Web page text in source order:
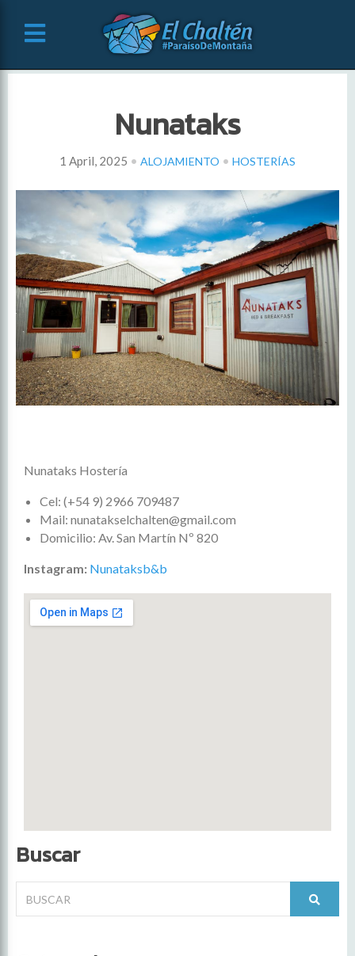
Nunataks
1 April, 2025 • ALOJAMIENTO • HOSTERÍAS
Nunataks Hostería
Cel: (+54 9) 2966 709487
Mail: nunatakselchalten@gmail.com
Domicilio: Av. San Martín Nº 820
Instagram: Nunataksb&b
Buscar